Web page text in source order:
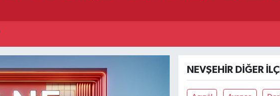
NEVŞEHIR DIĞER